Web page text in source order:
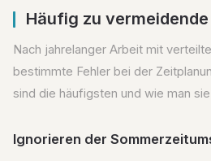
Häufig zu vermeidende
Nach jahrelanger Arbeit mit
bestimmte Fehler bei der
sind die häufigsten und wie man
Ignorieren der